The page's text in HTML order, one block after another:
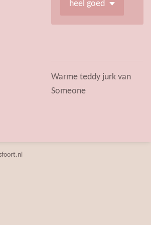
Warme teddy jurk van
Someone